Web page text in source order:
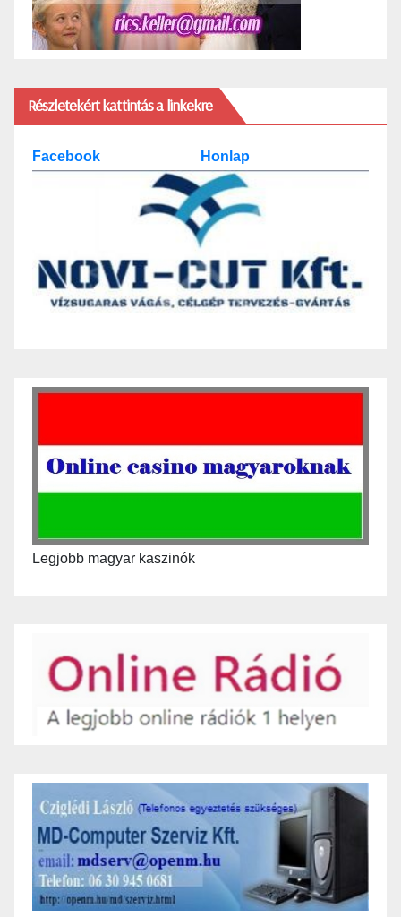
Részletekért kattintás a linkekre
Facebook Honlap
Legjobb magyar kaszinók